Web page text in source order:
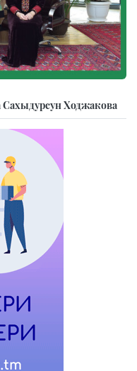
Сахыдурсун Ходжакова